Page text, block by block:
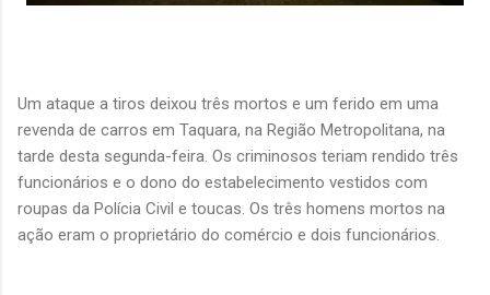
Um ataque a tiros deixou três mortos e um ferido em uma
revenda de carros em Taquara, na Região Metropolitana, na
tarde desta segunda-feira. Os criminosos teriam rendido três
funcionários e o dono do estabelecimento vestidos com
roupas da Polícia Civil e toucas. Os três homens mortos na
ação eram o proprietário do comércio e dois funcionários.